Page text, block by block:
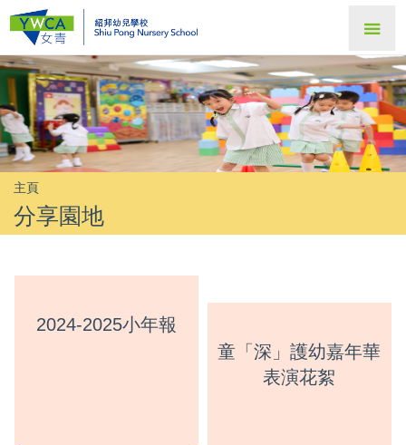
主頁
分享園地
2024-2025小年報
童「深」護幼嘉年華
表演花絮